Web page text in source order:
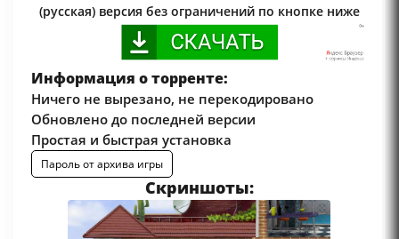
(русская) версия без ограничений по кнопке ниже
Информация о торренте:
Ничего не вырезано, не перекодировано
Обновлено до последней версии
Простая и быстрая установка
Пароль от архива игры
Скриншоты: